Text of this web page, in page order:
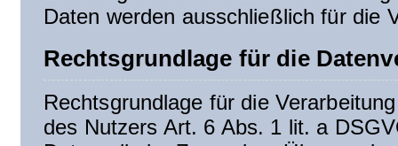
Daten werden ausschließlich für die
Rechtsgrundlage für die
Rechtsgrundlage für die
des Nutzers Art. 6 Abs. 1 lit. a